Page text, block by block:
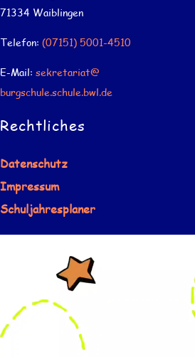
71334 Waiblingen
Telefon: (07151) 5001-4510
E-Mail: sekretariat@
burgschule.schule.bwl.de
Rechtliches
Datenschutz
Impressum
Schuljahresplaner